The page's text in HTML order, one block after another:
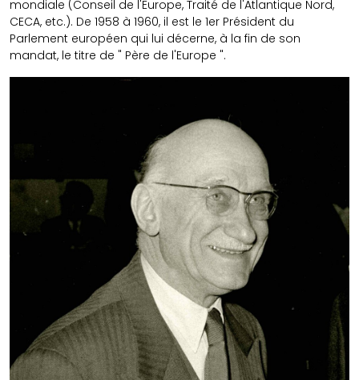
mondiale (Conseil de l'Europe, Traité de l'Atlantique Nord,
CECA, etc.). De 1958 à 1960, il est le 1er Président du
Parlement européen qui lui décerne, à la fin de son
mandat, le titre de " Père de l'Europe ".